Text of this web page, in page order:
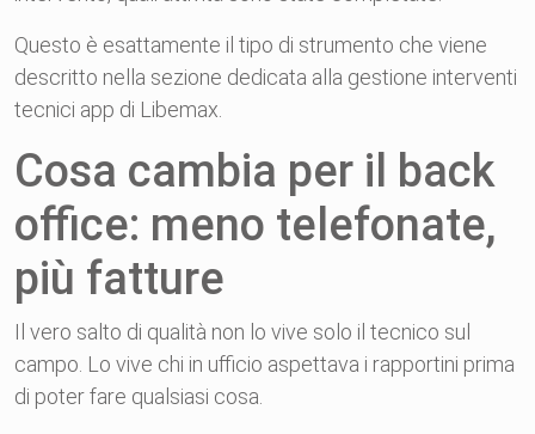
Questo è esattamente il tipo di strumento che viene
descritto nella sezione dedicata alla gestione interventi
tecnici app di Libemax.
Cosa cambia per il back
office: meno telefonate,
più fatture
Il vero salto di qualità non lo vive solo il tecnico sul
campo. Lo vive chi in ufficio aspettava i rapportini prima
di poter fare qualsiasi cosa.